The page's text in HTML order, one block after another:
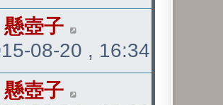
懸壺子
08-20 , 16:34
懸壺子